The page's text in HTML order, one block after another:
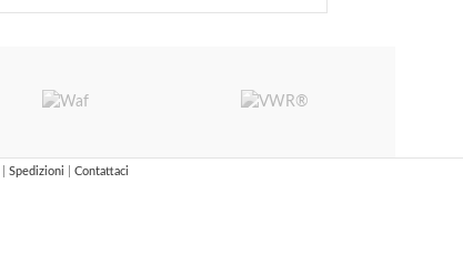
Spedizioni Contattaci